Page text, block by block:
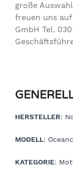
große
freuen uns
GmbH Tel.
HERSTELLER:
MODELL:
KATEGORIE: